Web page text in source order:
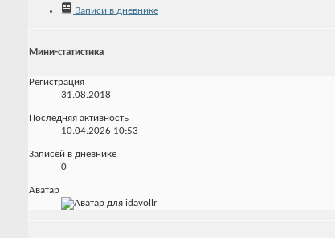
Записи в дневнике
Мини-статистика
Регистрация
31.08.2018
Последняя активность
10.04.2026 10:53
Записей в дневнике
0
Аватар